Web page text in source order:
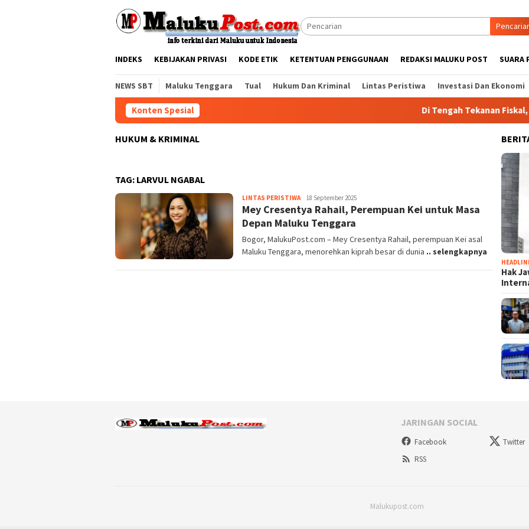
INDEKS KEBIJAKAN PRIVASI KODE ETIK KETENTUAN PENGGUNAAN REDAKSI MALUKU POST SUARA
NEWS SBT Maluku Tenggara Tual Hukum Dan Kriminal Lintas Peristiwa Investasi Dan Ekonomi
Konten Spesial Di Tengah Tekanan Fiskal,
HUKUM & KRIMINAL
TAG: LARVUL NGABAL
LINTAS PERISTIWAJhon
Matriks
Leisubun
18 September 2025
Mey Cresentya Rahail, Perempuan Kei untuk Masa
Depan Maluku Tenggara
Bogor, MalukuPost.com – Mey Cresentya Rahail, perempuan Kei asal
Maluku Tenggara, menorehkan kiprah besar di dunia .. selengkapnya
Hak
JARINGAN SOCIAL
Facebook Twitter
RSS
Malukupost.com